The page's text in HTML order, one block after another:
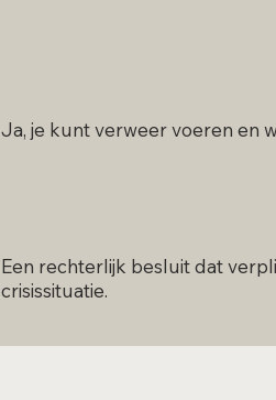
Ja, je kunt verweer voeren en
Een rechterlijk besluit dat
crisissituatie.